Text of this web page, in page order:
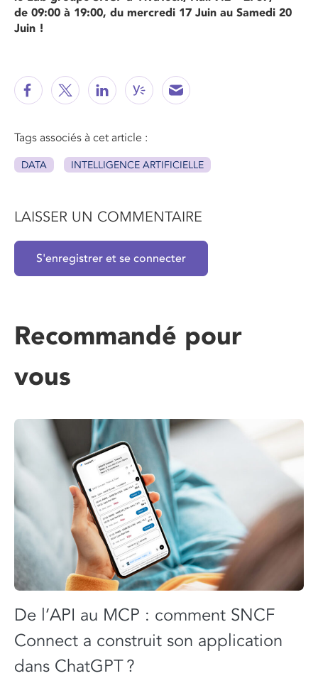
de 09:00 à 19:00, du mercredi 17 Juin au Samedi 20
Juin !
Tags associés à cet article :
DATA INTELLIGENCE ARTIFICIELLE
LAISSER UN COMMENTAIRE
S'enregistrer et se connecter
Recommandé pour
vous
De l’API au MCP : comment SNCF
Connect a construit son application
dans ChatGPT ?